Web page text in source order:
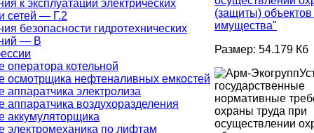
к эксплуатации электрических
сетей — Г.2
безопасности гидротехнических
— В
оператора котельной
осмотрщика нефтеналивных емкостей
аппаратчика электролиза
аппаратчика воздухоразделения
аккумуляторщика
электромеханика по лифтам
(защиты)
имущества"
Размер: 54.179 Кб
государственные
нормативные
охраны труда при
осуществлении